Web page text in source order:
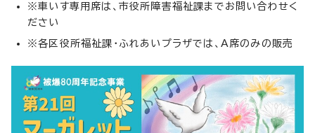
※車いす専用席は、市役所障害福祉課までお問い合わせく
ださい
※各区役所福祉課・ふれあいプラザでは、A席のみの販売